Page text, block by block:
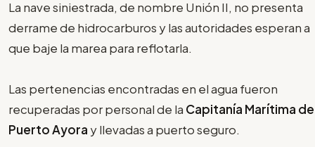
La nave siniestrada, de nombre Unión II, no presenta
derrame de hidrocarburos y las autoridades esperan a
que baje la marea para reflotarla.
Las pertenencias encontradas en el agua fueron
recuperadas por personal de la Capitanía Marítima de
Puerto Ayora y llevadas a puerto seguro.